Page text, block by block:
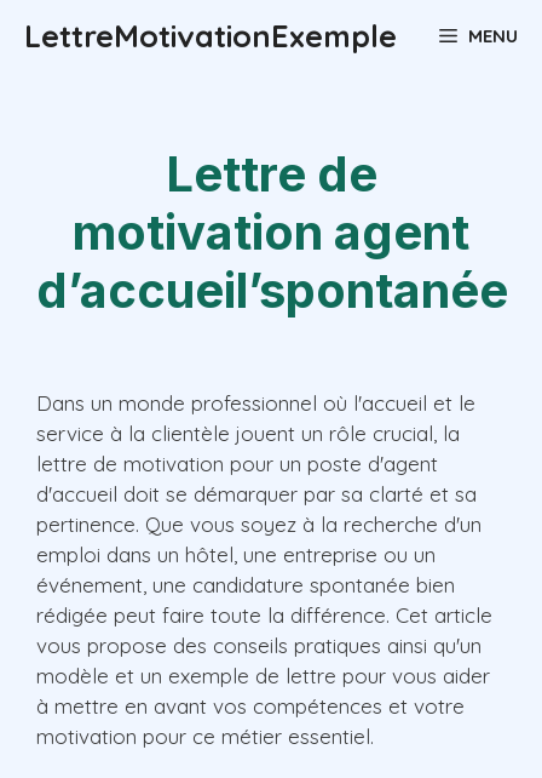
LettreMotivationExemple MENU
Lettre de
motivation agent
d’accueil’spontanée
Dans un monde professionnel où l'accueil et le
service à la clientèle jouent un rôle crucial, la
lettre de motivation pour un poste d'agent
d'accueil doit se démarquer par sa clarté et sa
pertinence. Que vous soyez à la recherche d'un
emploi dans un hôtel, une entreprise ou un
événement, une candidature spontanée bien
rédigée peut faire toute la différence. Cet article
vous propose des conseils pratiques ainsi qu'un
modèle et un exemple de lettre pour vous aider
à mettre en avant vos compétences et votre
motivation pour ce métier essentiel.